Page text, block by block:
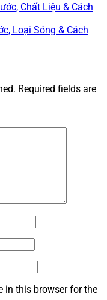
Chất Liệu & Cách
Loại Sóng & Cách
Required fields are
in this browser for the